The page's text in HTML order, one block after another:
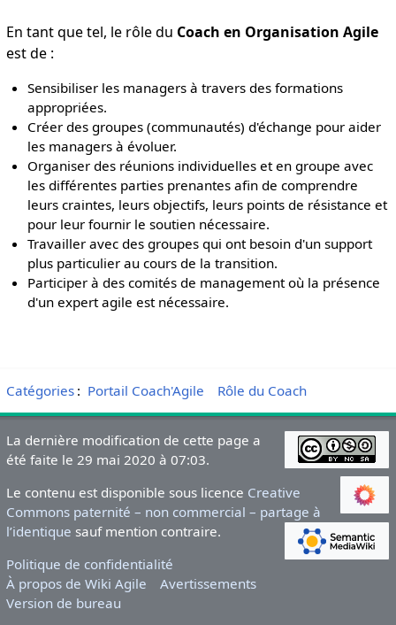
En tant que tel, le rôle du Coach en Organisation Agile
est de :
Sensibiliser les managers à travers des formations
appropriées.
Créer des groupes (communautés) d'échange pour aider
les managers à évoluer.
Organiser des réunions individuelles et en groupe avec
les différentes parties prenantes afin de comprendre
leurs craintes, leurs objectifs, leurs points de résistance et
pour leur fournir le soutien nécessaire.
Travailler avec des groupes qui ont besoin d'un support
plus particulier au cours de la transition.
Participer à des comités de management où la présence
d'un expert agile est nécessaire.
Catégories: Portail Coach'Agile Rôle du Coach
La dernière modification de cette page a
été faite le 29 mai 2020 à 07:03.
Le contenu est disponible sous licence Creative
Commons paternité – non commercial – partage à
l’identique sauf mention contraire.
Politique de confidentialité
À propos de Wiki Agile
Avertissements
Version de bureau